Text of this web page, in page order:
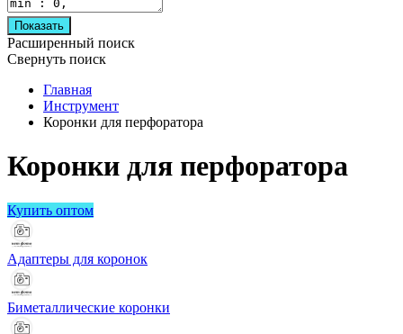
Показать
Расширенный поиск
Свернуть поиск
Главная
Инструмент
Коронки для перфоратора
Коронки для перфоратора
Купить оптом
Адаптеры для коронок
Биметаллические коронки